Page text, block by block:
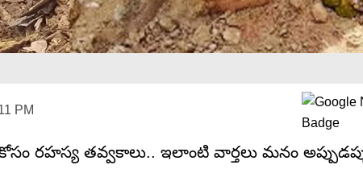
PM
రహస్య తవ్వకాలు.. ఇలాంటి వార్తలు మనం